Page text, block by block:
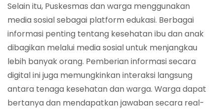
Selain itu, Puskesmas dan warga menggunakan
media sosial sebagai platform edukasi. Berbagai
informasi penting tentang kesehatan ibu dan anak
dibagikan melalui media sosial untuk menjangkau
lebih banyak orang. Pemberian informasi secara
digital ini juga memungkinkan interaksi langsung
antara tenaga kesehatan dan warga. Warga dapat
bertanya dan mendapatkan jawaban secara real-